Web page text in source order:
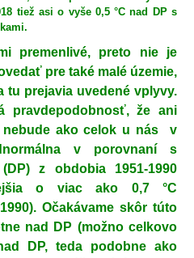
tiež asi o vyše 0,5 °C nad DP s
premenlivé, preto nie je
pre také malé územie,
tu prejavia uvedené vplyvy.
že ani
nebude ako celok u nás v
v porovnaní s
z obdobia 1951-1990
o viac ako 0,7 °C
Očakávame skôr túto
nad DP (možno celkovo
DP, teda podobne ako